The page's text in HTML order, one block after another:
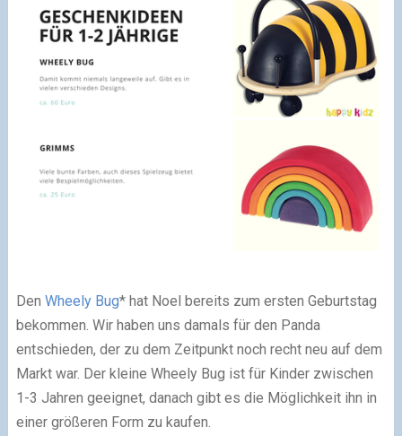
Den Wheely Bug*hat Noel bereits zum ersten Geburtstag
bekommen. Wir haben uns damals für den Panda
entschieden, der zu dem Zeitpunkt noch recht neu auf dem
Markt war. Der kleine Wheely Bug ist für Kinder zwischen
1-3 Jahren geeignet, danach gibt es die Möglichkeit ihn in
einer größeren Form zu kaufen.